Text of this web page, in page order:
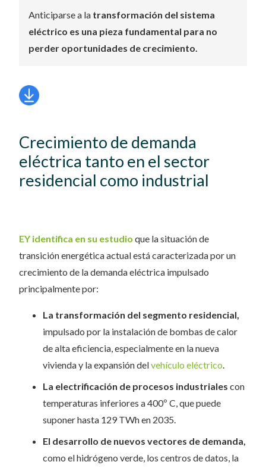
Anticiparse a la transformación del sistema
eléctrico es una pieza fundamental para no
perder oportunidades de crecimiento.
Crecimiento de demanda
eléctrica tanto en el sector
residencial como industrial
EY identifica en su estudio que la situación de
transición energética actual está caracterizada por un
crecimiento de la demanda eléctrica impulsado
principalmente por:
La transformación del segmento residencial,
impulsado por la instalación de bombas de calor
de alta eficiencia, especialmente en la nueva
vivienda y la expansión delvehículo eléctrico.
La electrificación de procesos industriales con
temperaturas inferiores a 400º C, que puede
suponer hasta 129 TWh en 2035.
El desarrollo de nuevos vectores de demanda,
como el hidrógeno verde, los centros de datos, la